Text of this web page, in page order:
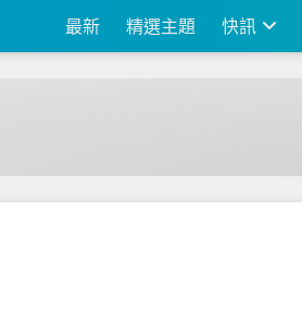
最新 精選主題 快訊